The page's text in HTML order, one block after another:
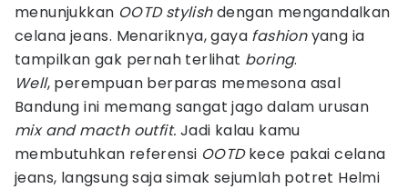
menunjukkan OOTD stylishdengan mengandalkan
celana jeans. Menariknya, gaya fashionyang ia
tampilkan gak pernah terlihat boring.
Well, perempuan berparas memesona asal
Bandung ini memang sangat jago dalam urusan
mix and macth outfit. Jadi kalau kamu
membutuhkan referensi OOTDkece pakai celana
jeans, langsung saja simak sejumlah potret Helmi